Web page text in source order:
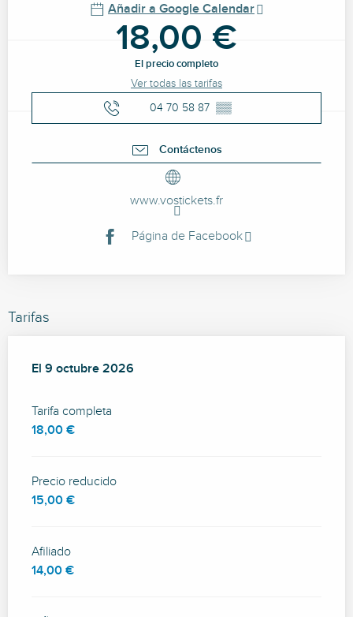
Añadir a Google Calendar
18,00 €
El precio completo
Ver todas las tarifas
04 70 58 87 ▒▒
Contáctenos
www.vostickets.fr
Página de Facebook
Tarifas
El 9 octubre 2026
El 9 octubre 2026
Tarifa completa
18,00 €
Precio reducido
15,00 €
Afiliado
14,00 €